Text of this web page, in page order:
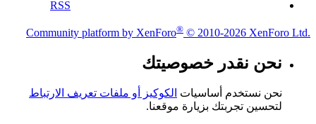
RSS
Community platform by XenForo® © 2010-2026 XenForo Ltd.
نحن نقدر خصوصيتك
نحن نستخدم أساسيات الكوكيز أو ملفات تعريف الارتباط
لتحسين تجربتك بزيارة موقعنا.